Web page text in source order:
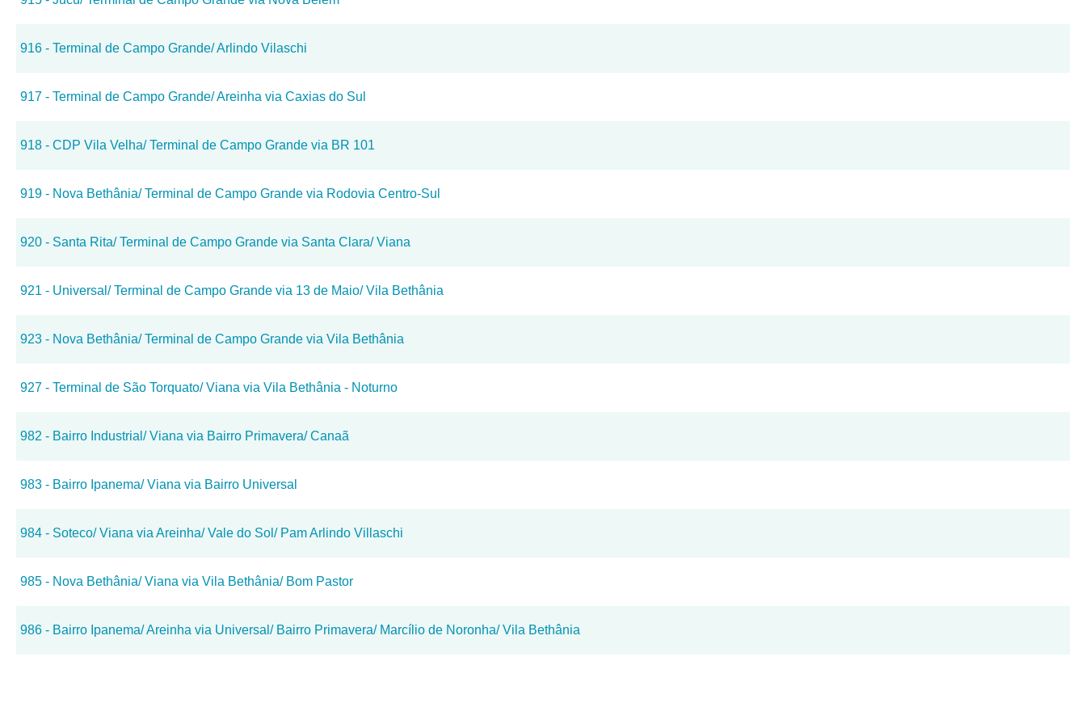
916 - Terminal de Campo Grande/ Arlindo Vilaschi
917 - Terminal de Campo Grande/ Areinha via Caxias do Sul
918 - CDP Vila Velha/ Terminal de Campo Grande via BR 101
919 - Nova Bethânia/ Terminal de Campo Grande via Rodovia Centro-Sul
920 - Santa Rita/ Terminal de Campo Grande via Santa Clara/ Viana
921 - Universal/ Terminal de Campo Grande via 13 de Maio/ Vila Bethânia
923 - Nova Bethânia/ Terminal de Campo Grande via Vila Bethânia
927 - Terminal de São Torquato/ Viana via Vila Bethânia - Noturno
982 - Bairro Industrial/ Viana via Bairro Primavera/ Canaã
983 - Bairro Ipanema/ Viana via Bairro Universal
984 - Soteco/ Viana via Areinha/ Vale do Sol/ Pam Arlindo Villaschi
985 - Nova Bethânia/ Viana via Vila Bethânia/ Bom Pastor
986 - Bairro Ipanema/ Areinha via Universal/ Bairro Primavera/ Marcílio de Noronha/ Vila Bethânia